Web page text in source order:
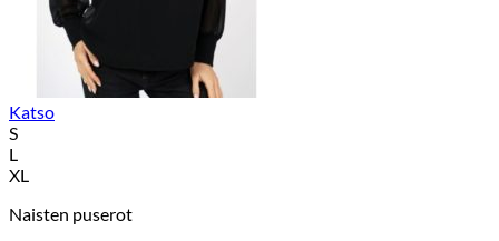
Katso
S
L
XL
Naisten puserot